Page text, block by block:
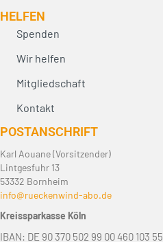
HELFEN
Spenden
Wir helfen
Mitgliedschaft
Kontakt
POST­ANSCHRIFT
Karl Aouane (Vorsitzender)
Lintgesfuhr 13
53332 Bornheim
info@rueckenwind-abo.de
Kreissparkasse Köln
IBAN: DE 90 370 502 99 00 460 103 55